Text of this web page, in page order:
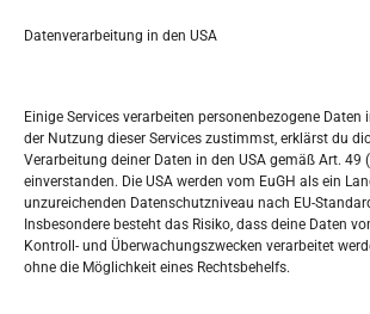
Datenverarbeitung in den USA
Einige Services verarbeiten personenbezogene Daten
der Nutzung dieser Services zustimmst, erklärst du
Verarbeitung deiner Daten in den USA gemäß Art. 49
einverstanden. Die USA werden vom EuGH als ein
unzureichenden Datenschutzniveau nach EU-
Insbesondere besteht das Risiko, dass deine Daten
Kontroll- und Überwachungszwecken verarbeitet
ohne die Möglichkeit eines Rechtsbehelfs.
NOVEMBER 2023
M D M D F
1 2 3
6 7 8 9 10